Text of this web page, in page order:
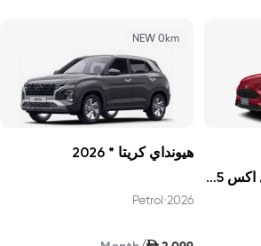
هوندا زد أر- في توربو ال اكس 2025
NEW 0km
هيونداي كريتا * 2026
2026
•
Petrol